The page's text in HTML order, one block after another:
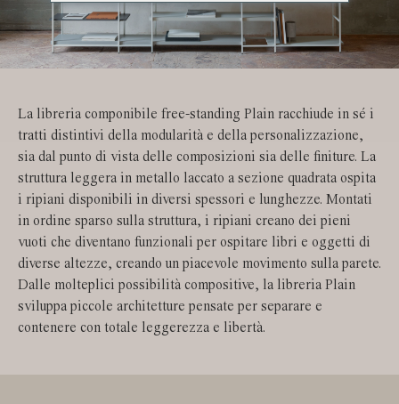
La libreria componibile free-standing Plain racchiude in sé i
tratti distintivi della modularità e della personalizzazione,
sia dal punto di vista delle composizioni sia delle finiture. La
struttura leggera in metallo laccato a sezione quadrata ospita
i ripiani disponibili in diversi spessori e lunghezze. Montati
in ordine sparso sulla struttura, i ripiani creano dei pieni
vuoti che diventano funzionali per ospitare libri e oggetti di
diverse altezze, creando un piacevole movimento sulla parete.
Dalle molteplici possibilità compositive, la libreria Plain
sviluppa piccole architetture pensate per separare e
contenere con totale leggerezza e libertà.